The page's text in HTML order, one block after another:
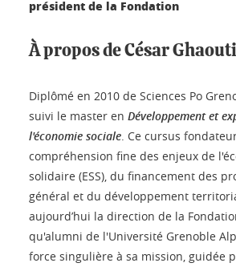
président de la Fondation
À propos de César Ghaouti
Diplômé en 2010 de Sciences Po
suivi le master en Développement et
l'économie sociale . Ce cursus
compréhension fine des enjeux de
solidaire (ESS), du financement des
général et du développement
aujourd’hui la direction de la
qu'alumni de l'Université Grenoble
force singulière à sa mission, guidée